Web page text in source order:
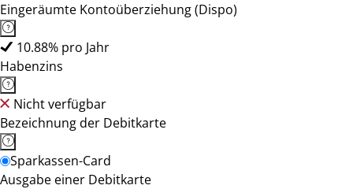
Eingeräumte Kontoüberziehung (Dispo)
10.88% pro Jahr
Habenzins
Nicht verfügbar
Bezeichnung der Debitkarte
Sparkassen-Card
Ausgabe einer Debitkarte